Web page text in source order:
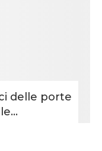
delle porte